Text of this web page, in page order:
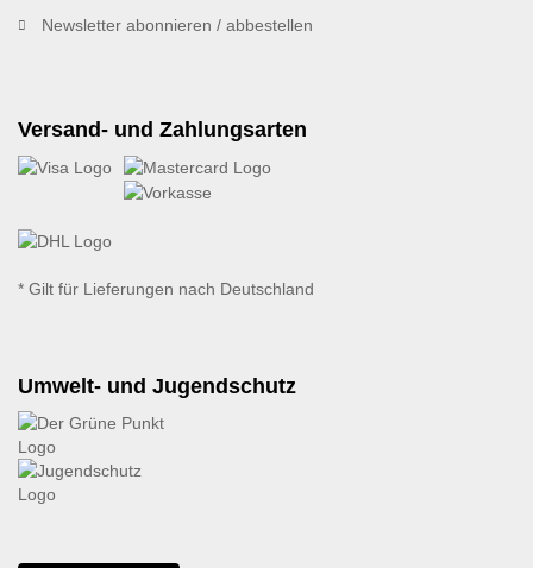
Newsletter abonnieren / abbestellen
Versand- und Zahlungsarten
* Gilt für Lieferungen nach Deutschland
Umwelt- und Jugendschutz